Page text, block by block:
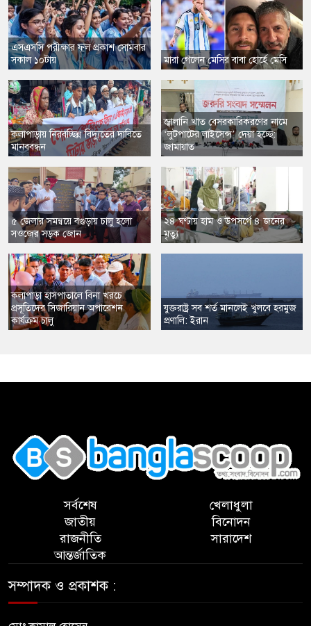
এসএসসি পরীক্ষার ফল প্রকাশ সোমবার
সকাল ১০টায়
কলাপাড়ায় নিরবচ্ছিন্ন বিদ্যুতের দাবিতে
মানববন্ধন
৫ জেলার সমন্বয়ে বগুড়ায় চালু হলো
সওজের সড়ক জোন
কলাপাড়া হাসপাতালে বিনা খরচে
প্রসূতিদের সিজারিয়ান অপারেশন
কার্যক্রম চালু
মারা গেলেন মেসির বাবা হোর্হে মেসি
জ্বালানি খাত বেসরকারিকরণের নামে
‘লুটপাটের লাইসেন্স’ দেয়া হচ্ছে:
জামায়াত
২৪ ঘণ্টায় হাম ও উপসর্গে ৪ জনের
মৃত্যু
যুক্তরাষ্ট্র সব শর্ত মানলেই খুলবে হরমুজ
প্রণালি: ইরান
সর্বশেষ
জাতীয়
রাজনীতি
আন্তর্জাতিক
খেলাধুলা
বিনোদন
সারাদেশ
সম্পাদক ও প্রকাশক :